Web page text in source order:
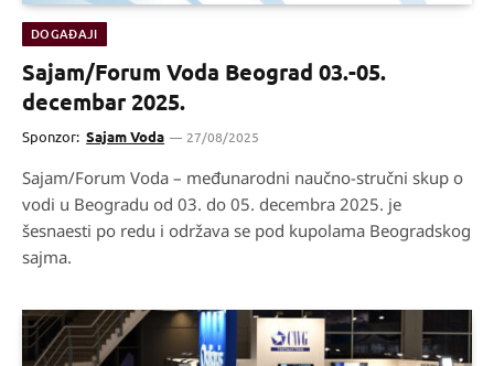
DOGAĐAJI
Sajam/Forum Voda Beograd 03.-05.
decembar 2025.
Sponzor: Sajam Voda 27/08/2025
Sajam/Forum Voda – međunarodni naučno-stručni skup o
vodi u Beogradu od 03. do 05. decembra 2025. je
šesnaesti po redu i održava se pod kupolama Beogradskog
sajma.